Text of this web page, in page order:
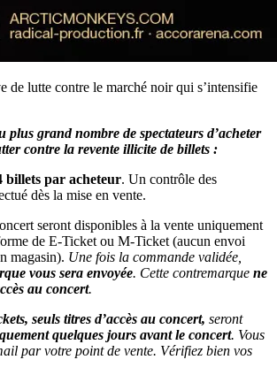
de lutte contre le marché noir qui s’intensifie
plus grand nombre de spectateurs d’acheter
contre la revente illicite de billets :
billets par acheteur. Un contrôle des
dès la mise en vente.
seront disponibles à la vente uniquement
de E-Ticket ou M-Ticket (aucun envoi
magasin). Une fois la commande validée,
vous sera envoyée. Cette contremarque ne
au concert.
seuls titres d’accès au concert, seront
quelques jours avant le concert. Vous
par votre point de vente. Vérifiez bien vos